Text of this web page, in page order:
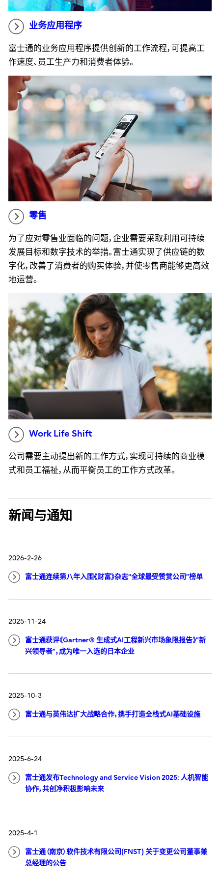
业务应用程序
富士通的业务应用程序提供创新的工作流程，可提高工
作速度、员工生产力和消费者体验。
零售
为了应对零售业面临的问题，企业需要采取利用可持续
发展目标和数字技术的举措。富士通实现了供应链的数
字化，改善了消费者的购买体验，并使零售商能够更高效
地运营。
Work Life Shift
公司需要主动提出新的工作方式，实现可持续的商业模
式和员工福祉，从而平衡员工的工作方式改革。
新闻与通知
2026-2-26
富士通连续第八年入围《财富》杂志“全球最受赞赏公司”榜单
2025-11-24
富士通获评《Gartner® 生成式AI工程新兴市场象限报告》"新
兴领导者"，成为唯一入选的日本企业
2025-10-3
富士通与英伟达扩大战略合作，携手打造全栈式AI基础设施
2025-6-24
富士通发布Technology and Service Vision 2025: 人机智能
协作，共创净积极影响未来
2025-4-1
富士通（南京）软件技术有限公司(FNST) 关于变更公司董事兼
总经理的公告